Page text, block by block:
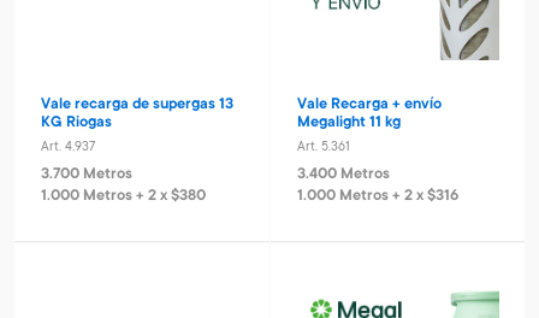
Vale recarga de supergas 13
KG Riogas
Art. 4.937
3.700 Metros
1.000 Metros + 2 x $380
Vale Recarga + envío
Megalight 11 kg
Art. 5.361
3.400 Metros
1.000 Metros + 2 x $316